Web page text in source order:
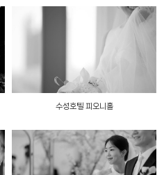
수성호텔 피오니홀